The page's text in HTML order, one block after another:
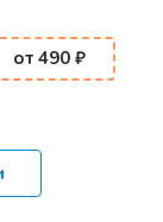
от 490 ₽